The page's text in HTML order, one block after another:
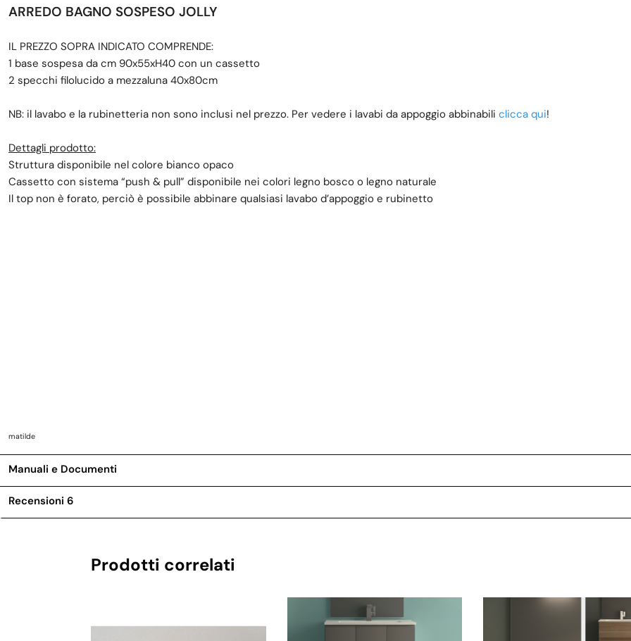
ARREDO BAGNO SOSPESO JOLLY
IL PREZZO SOPRA INDICATO COMPRENDE:
1 base sospesa da cm 90x55xH40 con un cassetto
2 specchi filolucido a mezzaluna 40x80cm
NB: il lavabo e la rubinetteria non sono inclusi nel prezzo. Per vedere i lavabi da appoggio abbinabili clicca qui!
Dettagli prodotto:
Struttura disponibile nel colore bianco opaco
Cassetto con sistema “push & pull” disponibile nei colori legno bosco o legno naturale
Il top non è forato, perciò è possibile abbinare qualsiasi lavabo d’appoggio e rubinetto
matilde
Manuali e Documenti
Recensioni 6
Prodotti correlati